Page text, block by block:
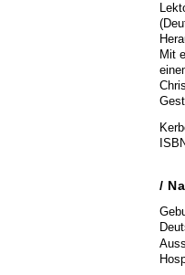
Mit
/